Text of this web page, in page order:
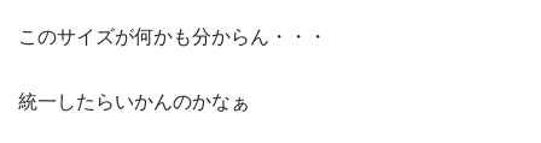
このサイズが何かも分からん・・・
統一したらいかんのかなぁ